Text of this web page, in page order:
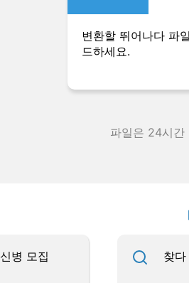
변환할 뛰어나다 파
드하세요.
파일은 24시간
신병 모집 찾다